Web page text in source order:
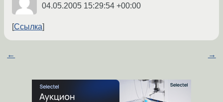
04.05.2005 15:29:54 +00:00
Ссылка
← →